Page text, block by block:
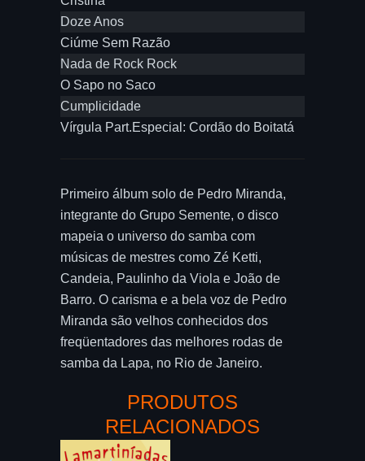
Doze Anos
Ciúme Sem Razão
Nada de Rock Rock
O Sapo no Saco
Cumplicidade
Vírgula Part.Especial: Cordão do Boitatá
Primeiro álbum solo de Pedro Miranda,
integrante do Grupo Semente, o disco
mapeia o universo do samba com
músicas de mestres como Zé Ketti,
Candeia, Paulinho da Viola e João de
Barro. O carisma e a bela voz de Pedro
Miranda são velhos conhecidos dos
freqüentadores das melhores rodas de
samba da Lapa, no Rio de Janeiro.
PRODUTOS
RELACIONADOS